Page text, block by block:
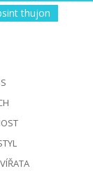
thujon